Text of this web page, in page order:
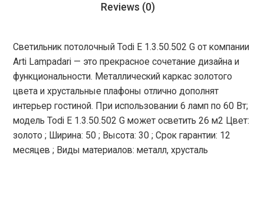
Reviews (0)
Светильник потолочный Todi E 1.3.50.502 G от компании
Arti Lampadari — это прекрасное сочетание дизайна и
функциональности. Металлический каркас золотого
цвета и хрустальные плафоны отлично дополнят
интерьер гостиной. При использовании 6 ламп по 60 Вт;
модель Todi E 1.3.50.502 G может осветить 26 м2 Цвет:
золото ; Ширина: 50 ; Высота: 30 ; Срок гарантии: 12
месяцев ; Виды материалов: металл, хрусталь